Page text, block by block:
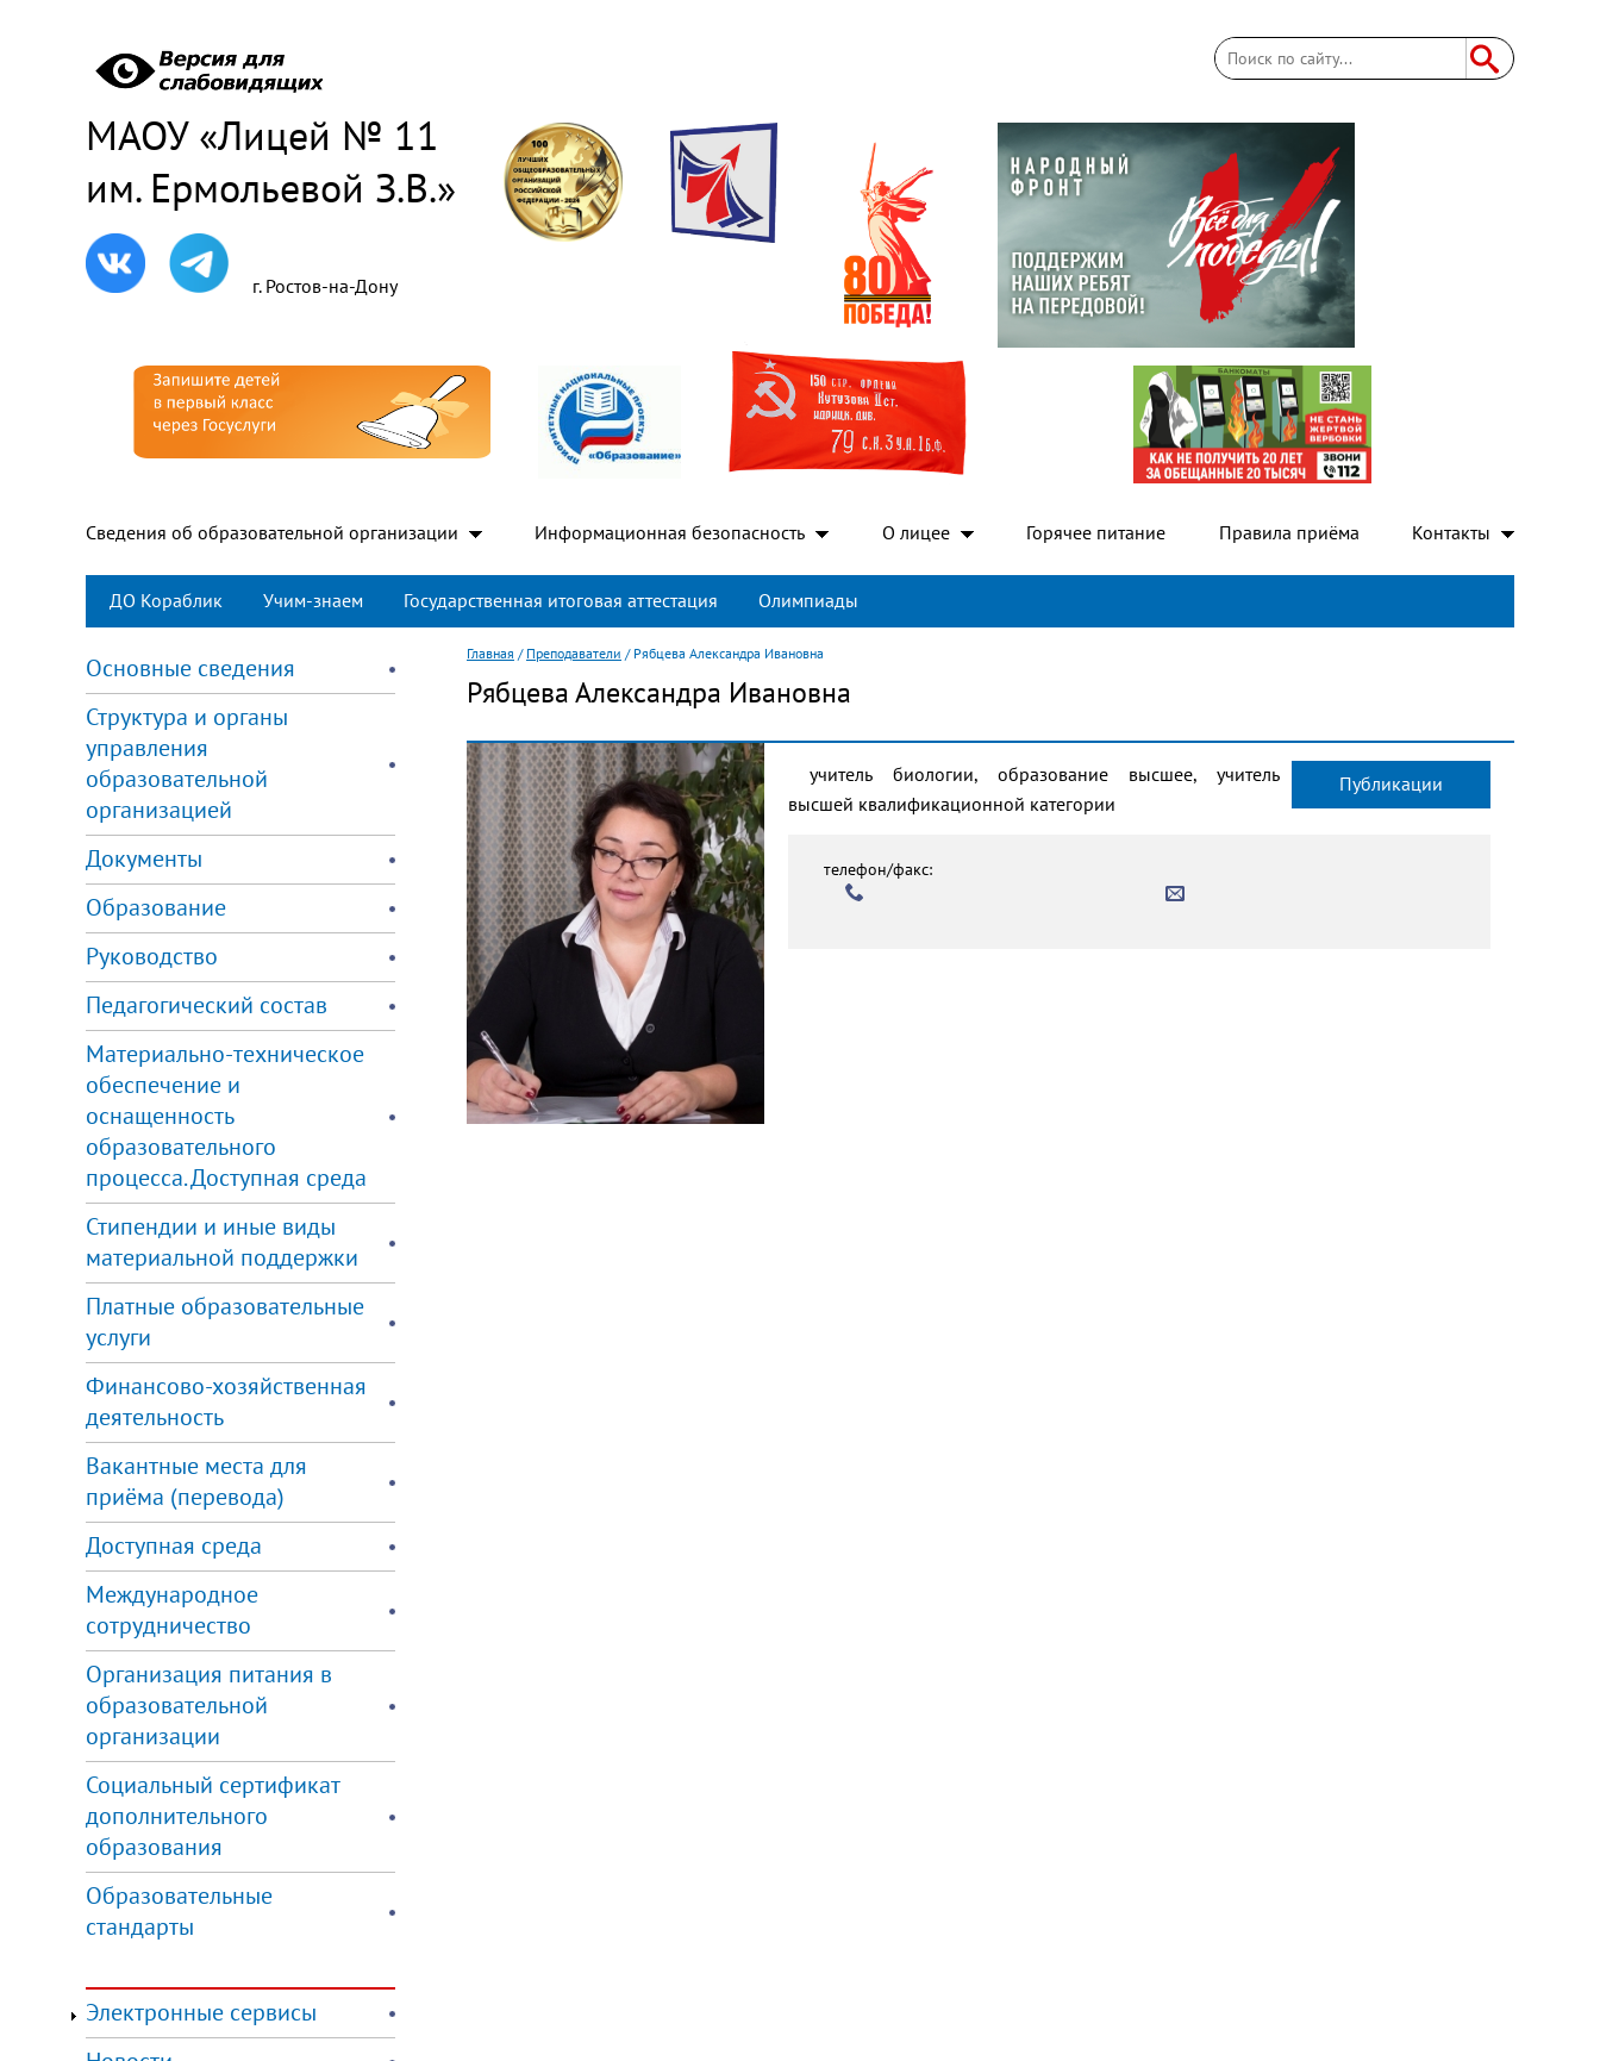
Форма поиска
Поиск
МАОУ «Лицей № 11
им. Ермольевой З.В.»
г. Ростов-на-Дону
Сведения об образовательной организации Информационная безопасность О лицее Горячее питание Правила приёма Контакты
ДО Кораблик Учим-знаем Государственная итоговая аттестация Олимпиады
Основные сведения
Структура и органы
управления
образовательной
организацией
Документы
Образование
Руководство
Педагогический состав
Материально-техническое
обеспечение и
оснащенность
образовательного
процесса. Доступная среда
Стипендии и иные виды
материальной поддержки
Платные образовательные
услуги
Финансово-хозяйственная
деятельность
Вакантные места для
приёма (перевода)
Доступная среда
Международное
сотрудничество
Организация питания в
образовательной
организации
Социальный сертификат
дополнительного
образования
Образовательные
стандарты
Электронные сервисы
Главная / Преподаватели / Рябцева Александра Ивановна
Рябцева Александра Ивановна
Публикации
учитель биологии, образование высшее, учитель
высшей квалификационной категории
телефон/факс: